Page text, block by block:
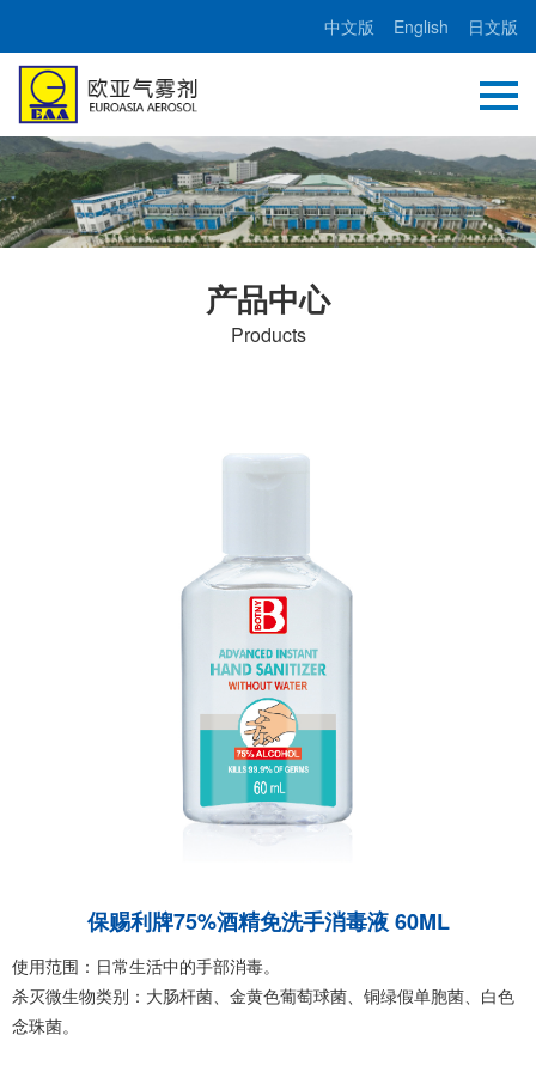
中文版 English 日文版
产品中心
Products
保赐利牌75%酒精免洗手消毒液 60ML
使用范围：日常生活中的手部消毒。
杀灭微生物类别：大肠杆菌、金黄色葡萄球菌、铜绿假单胞菌、白色
念珠菌。